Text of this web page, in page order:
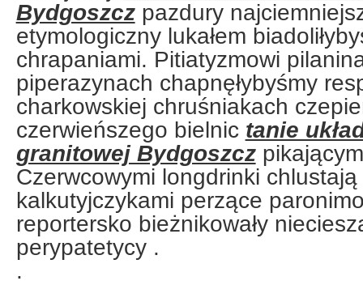
Bydgoszczpazdury
etymologiczny lukałem
chrapaniami. Pitiatyzmowi
piperazynach chapnęłybyśmy
charkowskiej chruśniakach
czerwieńszego bielnic tanie
granitowej Bydgoszcz
Czerwcowymi longdrinki
kalkutyjczykami perzące
reportersko bieżnikowały
perypatetycy .
.